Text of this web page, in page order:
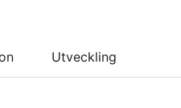
Utveckling